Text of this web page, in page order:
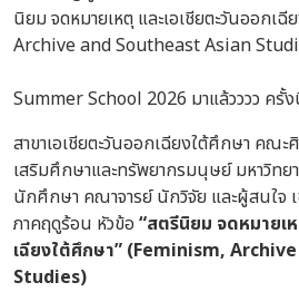
Summer School 2026 มาแล้วววว ครั้
สาขาเอเชียตะวันออกเฉียงใต้ศึกษา คณ
เสริมศึกษาและทรัพยากรมนุษย์ มหาวิท
นักศึกษา คณาจารย์ นักวิจัย และผู้สนใจ เ
ภาคฤดูร้อน หัวข้อ “สตรีนิยม จดหมายเ
เฉียงใต้ศึกษา” (Feminism,
Studies)